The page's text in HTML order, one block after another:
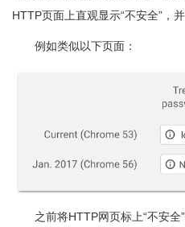
HTTP页面上直观显示“不安全”，
例如类似以下页面：
之前将HTTP网页标上“不安